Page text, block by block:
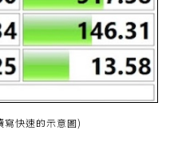
寫快速的示意圖)